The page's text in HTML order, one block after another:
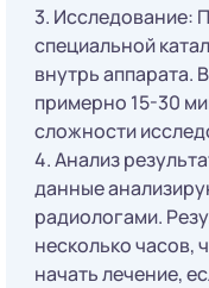
3. Исследование:
специальной
внутрь аппарата.
примерно 15-30
сложности
4. Анализ
данные
радиологами.
несколько часов,
начать лечение,